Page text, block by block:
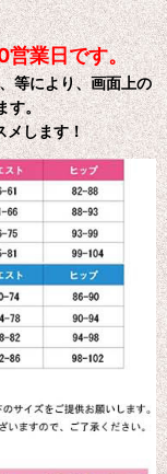
営業日です。
等により、画面上の
す。
メします！